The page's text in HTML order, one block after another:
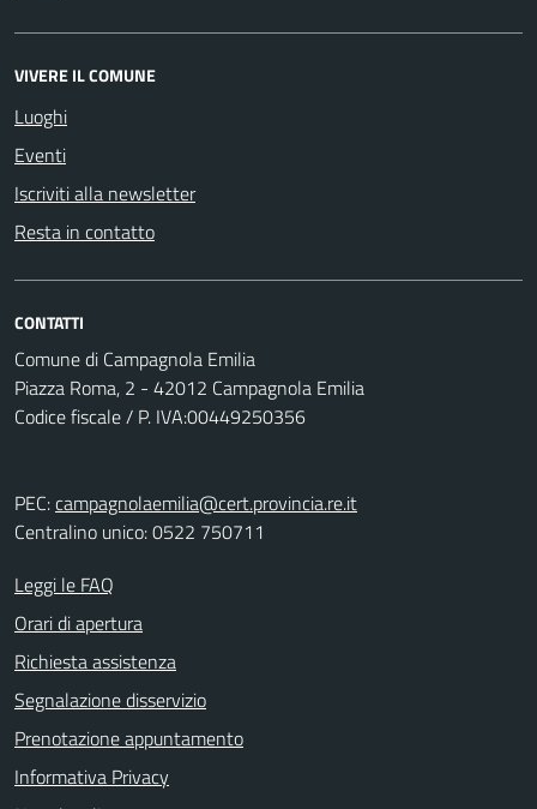
VIVERE IL COMUNE
Luoghi
Eventi
Iscriviti alla newsletter
Resta in contatto
CONTATTI
Comune di Campagnola Emilia
Piazza Roma, 2 - 42012 Campagnola Emilia
Codice fiscale / P. IVA:00449250356
PEC:campagnolaemilia@cert.provincia.re.it
Centralino unico: 0522 750711
Leggi le FAQ
Orari di apertura
Richiesta assistenza
Segnalazione disservizio
Prenotazione appuntamento
Informativa Privacy